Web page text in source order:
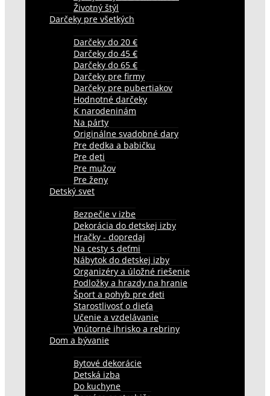
Životný štýl
Darčeky pre všetkých
Darčeky do 20 €
Darčeky do 45 €
Darčeky do 65 €
Darčeky pre firmy
Darčeky pre pubertiakov
Hodnotné darčeky
K narodeninám
Na párty
Originálne svadobné dary
Pre dedka a babičku
Pre deti
Pre mužov
Pre ženy
Detský svet
Bezpečie v izbe
Dekorácia do detskej izby
Hračky - dopredaj
Na cesty s deťmi
Nábytok do detskej izby
Organizéry a úložné riešenie
Podložky a hrazdy na hranie
Šport a pohyb pre deti
Starostlivosť o dieťa
Učenie a vzdelávanie
Vnútorné ihrisko a rebriny
Dom a bývanie
Bytové dekorácie
Detská izba
Do kuchyne